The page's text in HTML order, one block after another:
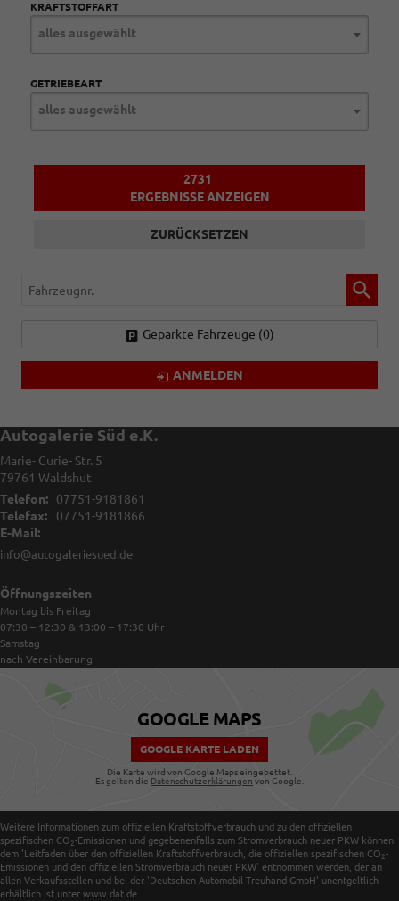
KRAFTSTOFFART
alles ausgewählt
GETRIEBEART
alles ausgewählt
2731
ERGEBNISSE ANZEIGEN
ZURÜCKSETZEN
Fahrzeugnr.
Geparkte Fahrzeuge (0)
ANMELDEN
Autogalerie Süd e.K.
Marie- Curie- Str. 5
79761 Waldshut
Telefon:
07751-9181861
Telefax:
07751-9181866
E-Mail:
info@autogaleriesued.de
Öffnungszeiten
Montag bis Freitag
07:30 – 12:30 & 13:00 – 17:30 Uhr
Samstag
nach Vereinbarung
GOOGLE MAPS
GOOGLE KARTE LADEN
Die Karte wird von Google Maps eingebettet.
Es gelten die Datenschutzerklärungen von Google.
Weitere Informationen zum offiziellen Kraftstoffverbrauch und zu den offiziellen
spezifischen CO 2-Emissionen und gegebenenfalls zum Stromverbrauch neuer PKW können
dem 'Leitfaden über den offiziellen Kraftstoffverbrauch, die offiziellen spezifischen CO 2-
Emissionen und den offiziellen Stromverbrauch neuer PKW' entnommen werden, der an
allen Verkaufsstellen und bei der 'Deutschen Automobil Treuhand GmbH' unentgeltlich
erhältlich ist unter www.dat.de.